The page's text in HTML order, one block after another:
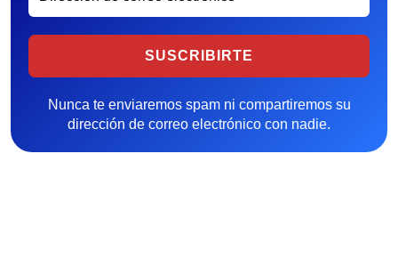
Nunca te enviaremos spam ni compartiremos su
dirección de correo electrónico con nadie.